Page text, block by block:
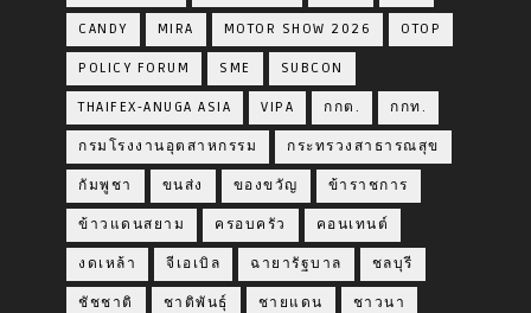
CANDY MIRA MOTOR SHOW 2026 OTOP
POLICY FORUM SME SUBCON
THAIFEX-ANUGA ASIA VIPA กกต. กกท.
กรมโรงงานอุตสาหกรรม กระทรวงสาธารณสุข
กัมพูชา ขนส่ง ของขวัญ ข้าราชการ
ข้าวแดนสยาม ครอบครัว คอนเทนต์
งดเหล้า จีเอเบิล ฉายารัฐบาล ชลบุรี
ชัชชาติ ชาติพันธุ์ ชายแดน ชาวนา